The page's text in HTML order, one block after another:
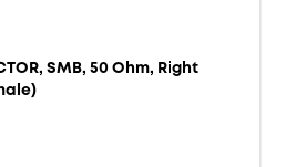
SMB, 50 Ohm, Right